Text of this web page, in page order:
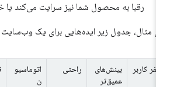
رقبا به محصول شما نیز سرایت می‌کند یا خیر.
مثال، جدول زیر ایده‌هایی برای یک وب‌سایت رزرو
سفر کاربر
بینش‌های
عمیق‌تر
راحتی
اتوماسیو